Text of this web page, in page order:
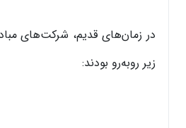
در زمان‌های قدیم، شرکت‌های
زیر رو‌به‌رو بودند: